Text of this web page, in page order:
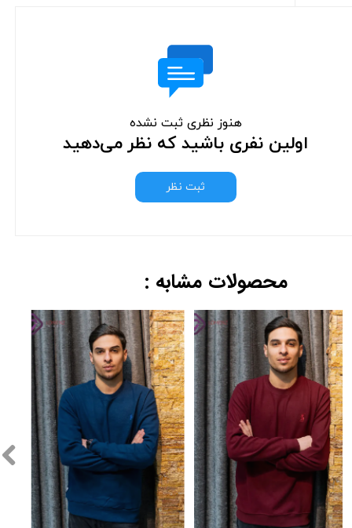
هنوز نظری ثبت نشده
اولین نفری باشید که نظر می‌دهید
ثبت نظر
محصولات مشابه :